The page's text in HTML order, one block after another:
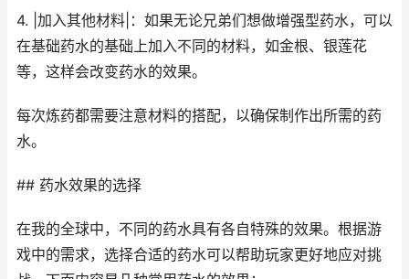
4. |加入其他材料|：如果无论兄弟们想做增强型药水，可以
在基础药水的基础上加入不同的材料，如金根、银莲花
等，这样会改变药水的效果。
每次炼药都需要注意材料的搭配，以确保制作出所需的药
水。
## 药水效果的选择
在我的全球中，不同的药水具有各自特殊的效果。根据游
戏中的需求，选择合适的药水可以帮助玩家更好地应对挑